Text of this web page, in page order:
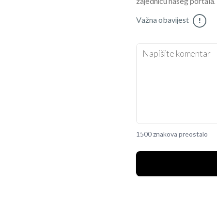
zajednicu našeg portala.
Važna obavijest !
1500 znakova preostalo